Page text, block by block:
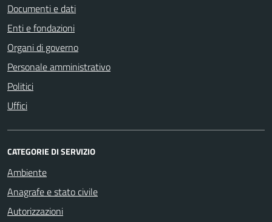
Documenti e dati
Enti e fondazioni
Organi di governo
Personale amministrativo
Politici
Uffici
CATEGORIE DI SERVIZIO
Ambiente
Anagrafe e stato civile
Autorizzazioni